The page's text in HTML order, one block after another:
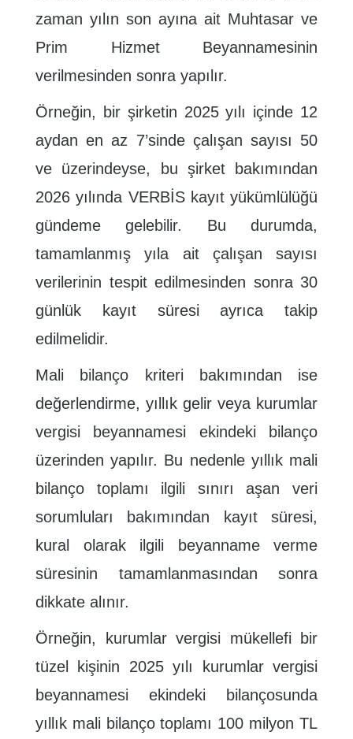
zaman yılın son ayına ait Muhtasar ve
Prim Hizmet Beyannamesinin
verilmesinden sonra yapılır.
Örneğin, bir şirketin 2025 yılı içinde 12
aydan en az 7’sinde çalışan sayısı 50
ve üzerindeyse, bu şirket bakımından
2026 yılında VERBİS kayıt yükümlülüğü
gündeme gelebilir. Bu durumda,
tamamlanmış yıla ait çalışan sayısı
verilerinin tespit edilmesinden sonra 30
günlük kayıt süresi ayrıca takip
edilmelidir.
Mali bilanço kriteri bakımından ise
değerlendirme, yıllık gelir veya kurumlar
vergisi beyannamesi ekindeki bilanço
üzerinden yapılır. Bu nedenle yıllık mali
bilanço toplamı ilgili sınırı aşan veri
sorumluları bakımından kayıt süresi,
kural olarak ilgili beyanname verme
süresinin tamamlanmasından sonra
dikkate alınır.
Örneğin, kurumlar vergisi mükellefi bir
tüzel kişinin 2025 yılı kurumlar vergisi
beyannamesi ekindeki bilançosunda
yıllık mali bilanço toplamı 100 milyon TL